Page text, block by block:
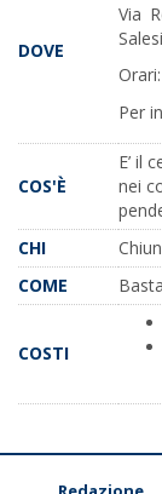
DOVE
Via
Per
COS'È
E’ il
nei
CHI
COME
COSTI